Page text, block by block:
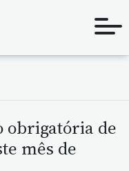
obrigatória de
mês de